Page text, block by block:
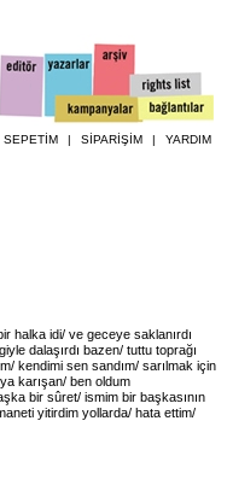
SEPETİM | SİPARİŞİM | YARDIM
halka idi/ ve geceye saklanırdı
dalaşırdı bazen/ tuttu toprağı
kendimi sen sandım/ sarılmak için
karışan/ ben oldum
bir sûret/ ismim bir başkasının
yitirdim yollarda/ hata ettim/